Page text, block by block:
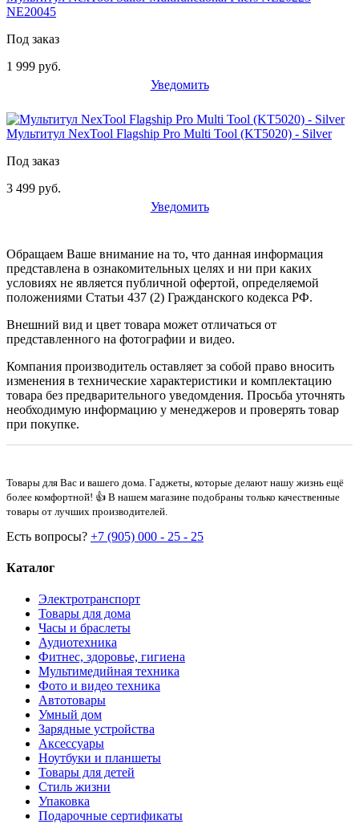
NE20045
Под заказ
1 999 руб.
Уведомить
Мультитул NexTool Flagship Pro Multi Tool (KT5020) - Silver
Под заказ
3 499 руб.
Уведомить
Обращаем Ваше внимание на то, что данная информация
представлена в ознакомительных целях и ни при каких
условиях не является публичной офертой, определяемой
положениями Статьи 437 (2) Гражданского кодекса РФ.
Внешний вид и цвет товара может отличаться от
представленного на фотографии и видео.
Компания производитель оставляет за собой право вносить
изменения в технические характеристики и комплектацию
товара без предварительного уведомдения. Просьба уточнять
необходимую информацию у менеджеров и проверять товар
при покупке.
Товары для Вас и вашего дома. Гаджеты, которые делают нашу жизнь ещё
более комфортной! 👍 В нашем магазине подобраны только качественные
товары от лучших производителей.
Есть вопросы? +7 (905) 000 - 25 - 25
Каталог
Электротранспорт
Товары для дома
Часы и браслеты
Аудиотехника
Фитнес, здоровье, гигиена
Мультимедийная техника
Фото и видео техника
Автотовары
Умный дом
Зарядные устройства
Аксессуары
Ноутбуки и планшеты
Товары для детей
Стиль жизни
Упаковка
Подарочные сертификаты